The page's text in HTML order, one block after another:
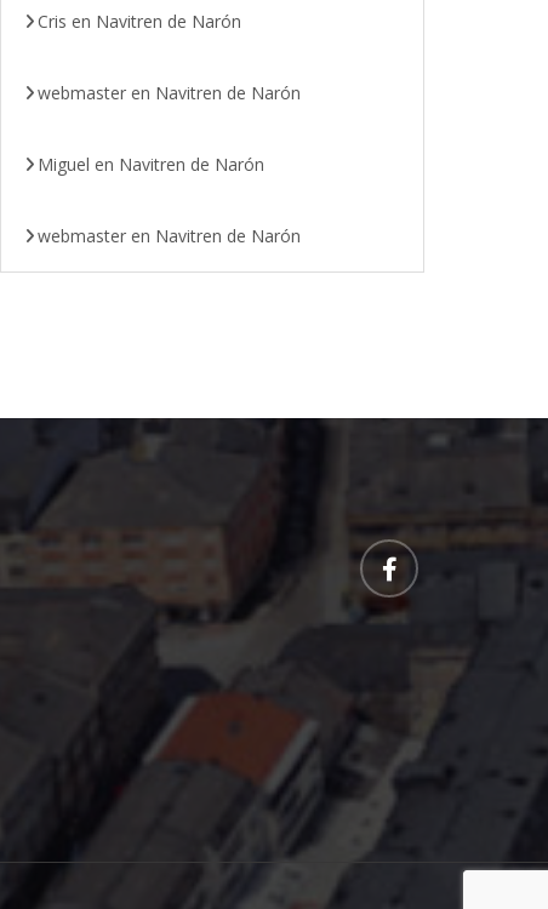
Cris en Navitren de Narón
webmaster en Navitren de Narón
Miguel en Navitren de Narón
webmaster en Navitren de Narón